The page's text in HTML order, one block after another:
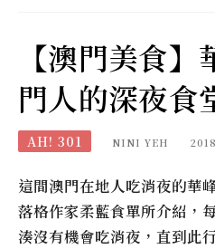
【澳門美食
門人的深夜食
AH! 301 NINI YEH
這間澳門在地人吃消夜的華
落格作家柔藍食單所介紹，
湊沒有機會吃消夜，直到此